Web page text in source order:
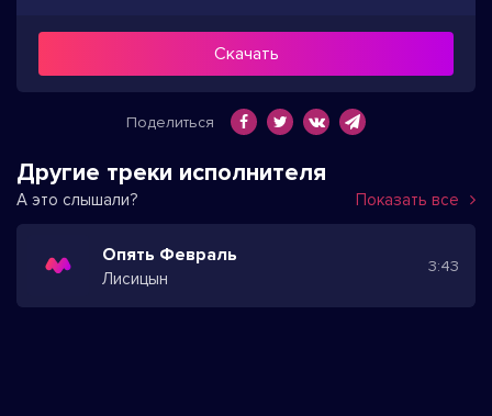
Скачать
Поделиться
Другие треки исполнителя
А это слышали? Показать все
Опять Февраль
Лисицын
3:43